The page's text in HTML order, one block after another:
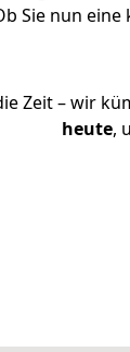
Sie nun
Zeit – wir
heute,